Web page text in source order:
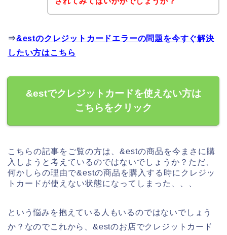
⇒&estのクレジットカードエラーの問題を今すぐ解決
したい方はこちら
&estでクレジットカードを使えない方は
こちらをクリック
こちらの記事をご覧の方は、&estの商品を今まさに購
入しようと考えているのではないでしょうか？ただ、
何かしらの理由で&estの商品を購入する時にクレジッ
トカードが使えない状態になってしまった、、、
という悩みを抱えている人もいるのではないでしょう
か？なのでこれから、&estのお店でクレジットカード